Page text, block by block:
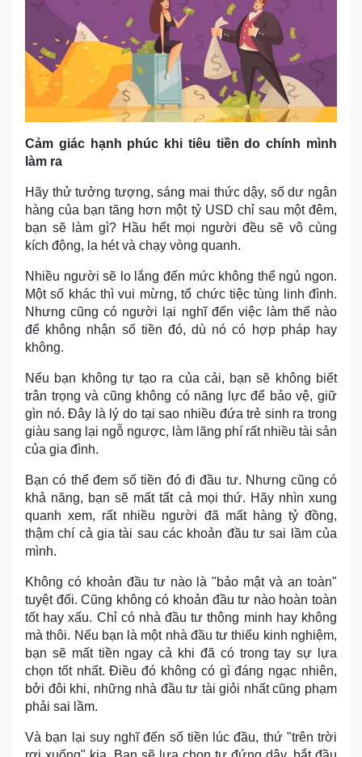
Cảm giác hạnh phúc khi tiêu tiền do chính mình
làm ra
Hãy thử tưởng tượng, sáng mai thức dậy, số dư ngân
hàng của bạn tăng hơn một tỷ USD chỉ sau một đêm,
bạn sẽ làm gì? Hầu hết mọi người đều sẽ vô cùng
kích động, la hét và chạy vòng quanh.
Nhiều người sẽ lo lắng đến mức không thể ngủ ngon.
Một số khác thì vui mừng, tổ chức tiệc tùng linh đình.
Nhưng cũng có người lại nghĩ đến việc làm thế nào
để không nhận số tiền đó, dù nó có hợp pháp hay
không.
Nếu bạn không tự tạo ra của cải, bạn sẽ không biết
trân trọng và cũng không có năng lực để bảo vệ, giữ
gìn nó. Đây là lý do tại sao nhiều đứa trẻ sinh ra trong
giàu sang lại ngỗ ngược, làm lãng phí rất nhiều tài sản
của gia đình.
Bạn có thể đem số tiền đó đi đầu tư. Nhưng cũng có
khả năng, bạn sẽ mất tất cả mọi thứ. Hãy nhìn xung
quanh xem, rất nhiều người đã mất hàng tỷ đồng,
thậm chí cả gia tài sau các khoản đầu tư sai lầm của
mình.
Không có khoản đầu tư nào là "bảo mật và an toàn"
tuyệt đối. Cũng không có khoản đầu tư nào hoàn toàn
tốt hay xấu. Chỉ có nhà đầu tư thông minh hay không
mà thôi. Nếu bạn là một nhà đầu tư thiếu kinh nghiệm,
bạn sẽ mất tiền ngay cả khi đã có trong tay sự lựa
chọn tốt nhất. Điều đó không có gì đáng ngạc nhiên,
bởi đôi khi, những nhà đầu tư tài giỏi nhất cũng phạm
phải sai lầm.
Và bạn lại suy nghĩ đến số tiền lúc đầu, thứ "trên trời